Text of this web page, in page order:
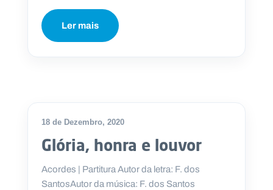
Ler mais
18 de Dezembro, 2020
Glória, honra e louvor
Acordes | Partitura Autor da letra: F. dos
SantosAutor da música: F. dos Santos